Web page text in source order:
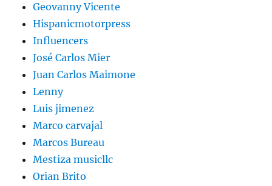
Geovanny Vicente
Hispanicmotorpress
Influencers
José Carlos Mier
Juan Carlos Maimone
Lenny
Luis jimenez
Marco carvajal
Marcos Bureau
Mestiza musicllc
Orian Brito